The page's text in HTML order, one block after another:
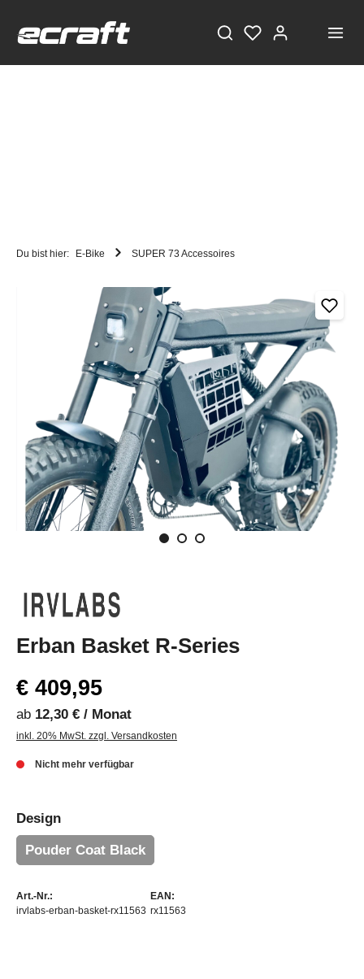
Du bist hier: E-Bike SUPER 73 Accessoires
Erban Basket R-Series
€ 409,95
ab 12,30 € / Monat
inkl. 20% MwSt. zzgl. Versandkosten
Nicht mehr verfügbar
Design
Pouder Coat Black
Art.-Nr.:
irvlabs-erban-basket-rx11563
EAN:
rx11563